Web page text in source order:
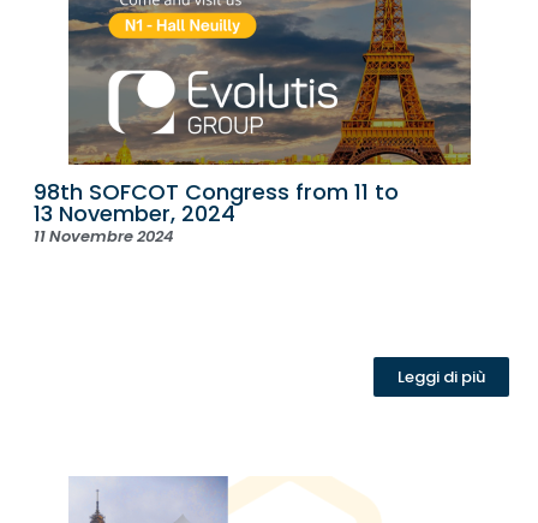
98th SOFCOT Congress from 11 to
13 November, 2024
11 Novembre 2024
Leggi di più